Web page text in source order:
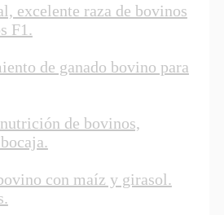
excelente raza de bovinos
F1.
de ganado bovino para
de bovinos,
con maíz y girasol.